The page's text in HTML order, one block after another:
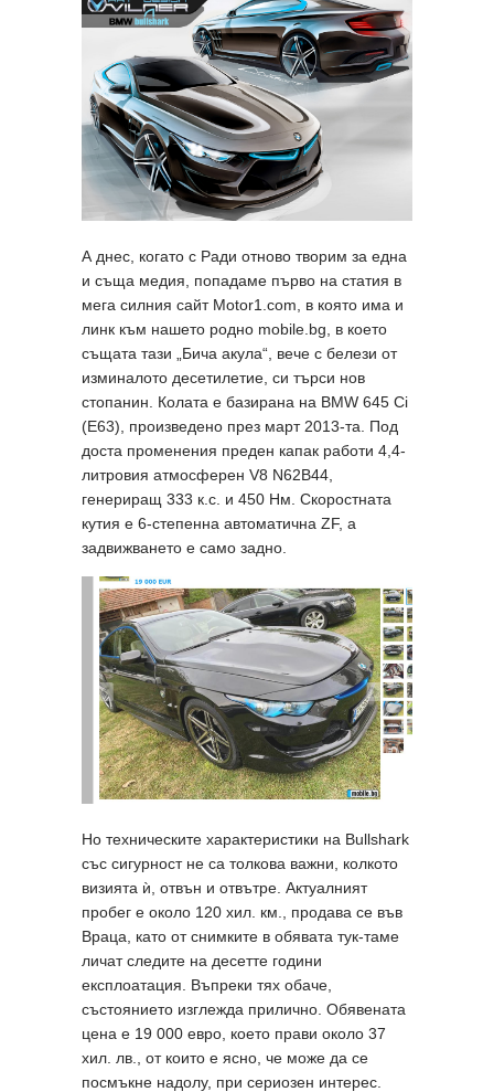
А днес, когато с Ради отново творим за една
и съща медия, попадаме първо на статия в
мега силния сайт Motor1.com, в която има и
линк към нашето родно mobile.bg, в което
същата тази „Бича акула“, вече с белези от
изминалото десетилетие, си търси нов
стопанин. Колата е базирана на BMW 645 Ci
(Е63), произведено през март 2013-та. Под
доста променения преден капак работи 4,4-
литровия атмосферен V8 N62B44,
генериращ 333 к.с. и 450 Нм. Скоростната
кутия е 6-степенна автоматична ZF, а
задвижването е само задно.
Но техническите характеристики на Bullshark
със сигурност не са толкова важни, колкото
визията ѝ, отвън и отвътре. Актуалният
пробег е около 120 хил. км., продава се във
Враца, като от снимките в обявата тук-таме
личат следите на десетте години
експлоатация. Въпреки тях обаче,
състоянието изглежда прилично. Обявената
цена е 19 000 евро, което прави около 37
хил. лв., от които е ясно, че може да се
посмъкне надолу, при сериозен интерес.